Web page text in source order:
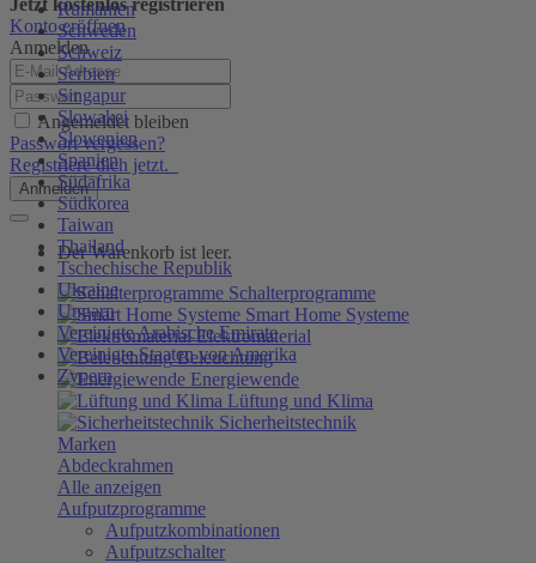
Rumänien
Schweden
Schweiz
Serbien
Singapur
Slowakei
Slowenien
Spanien
Südafrika
Südkorea
Taiwan
Thailand
Tschechische Republik
Ukraine
Ungarn
Vereinigte Arabische Emirate
Vereinigte Staaten von Amerika
Zypern
Jetzt kostenlos registrieren
Konto eröffnen
Anmelden
Angemeldet bleiben
Passwort vergessen?
Registriere dich jetzt.
Anmelden
Der Warenkorb ist leer.
Schalterprogramme
Smart Home Systeme
Elektromaterial
Beleuchtung
Energiewende
Lüftung und Klima
Sicherheitstechnik
Marken
Abdeckrahmen
Alle anzeigen
Aufputzprogramme
Aufputzkombinationen
Aufputzschalter